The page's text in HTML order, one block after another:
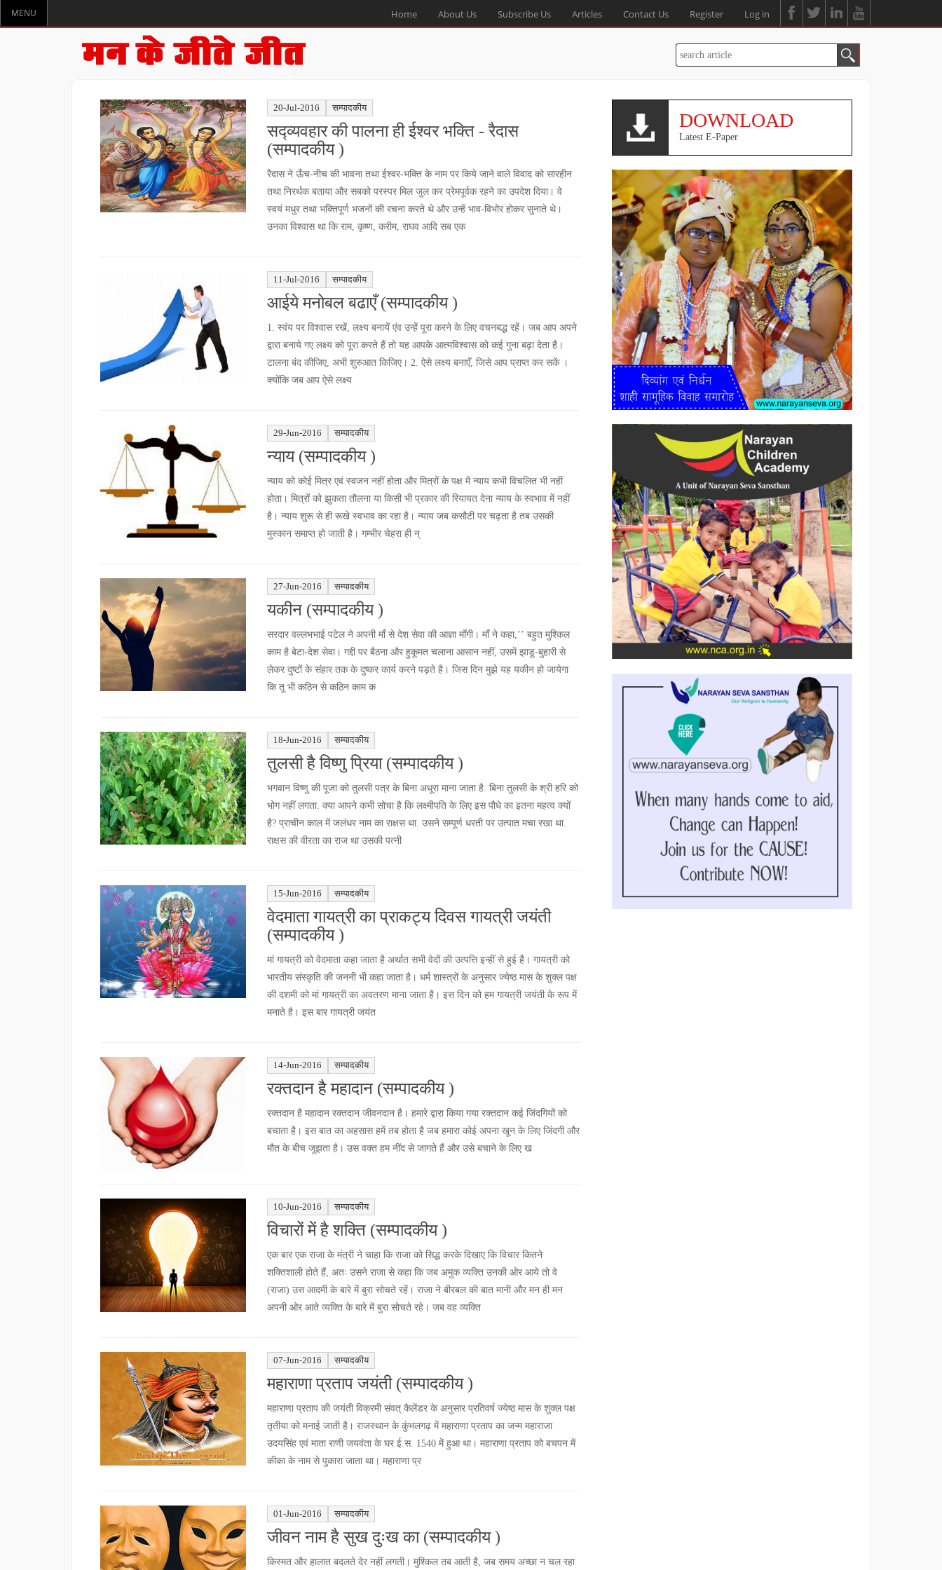
MENU Home About Us Subscribe Us Articles Contact Us Register Log in
20-Jul-2016 सम्पादकीय
सद्व्यवहार की पालना ही ईश्वर भक्ति - रैदास
(सम्पादकीय )
रैदास ने ऊँच-नीच की भावना तथा ईश्वर-भक्ति के नाम पर किये जाने वाले विवाद को सारहीन
तथा निरर्थक बताया और सबको परस्पर मिल जुल कर प्रेमपूर्वक रहने का उपदेश दिया। वे
स्वयं मधुर तथा भक्तिपूर्ण भजनों की रचना करते थे और उन्हें भाव-विभोर होकर सुनाते थे।
उनका विश्वास था कि राम, कृष्ण, करीम, राघव आदि सब एक
11-Jul-2016 सम्पादकीय
आईये मनोबल बढाएँ (सम्पादकीय )
1. स्वंय पर विश्वास रखें, लक्ष्य बनायें एंव उन्हें पूरा करने के लिए वचनबद्ध रहें। जब आप अपने
द्वारा बनाये गए लक्ष्य को पूरा करते हैं तो यह आपके आत्मविश्वास को कई गुना बढ़ा देता है।
टालना बंद कीजिए, अभी शुरुआत किजिए। 2. ऐसे लक्ष्य बनाएँ, जिसे आप प्राप्त कर सकें ।
क्योंकि जब आप ऐसे लक्ष्य
29-Jun-2016 सम्पादकीय
न्याय (सम्पादकीय )
न्याय को कोई मित्र एवं स्वजन नहीं होता और मित्रों के पक्ष में न्याय कभी विचलित भी नहीं
होता। मित्रों को झुकता तौलना या किसी भी प्रकार की रियायत देना न्याय के स्वभाव में नहीं
है। न्याय शुरू से ही रूखे स्वभाव का रहा है। न्याय जब कसौटी पर चढ़ता है तब उसकी
मुस्कान समाप्त हो जाती है। गम्भीर चेहरा ही न्
27-Jun-2016 सम्पादकीय
यकीन (सम्पादकीय )
सरदार वल्लभभाई पटेल ने अपनी माँ से देश सेवा की आज्ञा माँगी। माँ ने कहा,’’ बहुत मुश्किल
काम है बेटा-देश सेवा। गद्दी पर बैठना और हुकूमत चलाना आसान नहीं, उसमें झाडू-बुहारी से
लेकर दुष्टों के संहार तक के दुष्कर कार्य करने पड़ते है। जिस दिन मुझे यह यकीन हो जायेगा
कि तू भी कठिन से कठिन काम क
18-Jun-2016 सम्पादकीय
तुलसी है विष्णु प्रिया (सम्पादकीय )
भगवान विष्णु की पूजा को तुलसी पत्र के बिना अधूरा माना जाता है. बिना तुलसी के श्री हरि को
भोग नहीं लगता. क्या आपने कभी सोचा है कि लक्ष्मीपति के लिए इस पौधे का इतना महत्व क्यों
है? प्राचीन काल में जलंधर नाम का राक्षस था. उसने सम्पूर्ण धरती पर उत्पात मचा रखा था.
राक्षस की वीरता का राज था उसकी पत्नी
15-Jun-2016 सम्पादकीय
वेदमाता गायत्री का प्राकट्य दिवस गायत्री जयंती
(सम्पादकीय )
मां गायत्री को वेदमाता कहा जाता है अर्थात सभी वेदों की उत्पत्ति इन्हीं से हुई है। गायत्री को
भारतीय संस्कृति की जननी भी कहा जाता है। धर्म शास्त्रों के अनुसार ज्येष्ठ मास के शुक्ल पक्ष
की दशमी को मां गायत्री का अवतरण माना जाता है। इस दिन को हम गायत्री जयंती के रूप में
मनाते है। इस बार गायत्री जयंत
14-Jun-2016 सम्पादकीय
रक्तदान है महादान (सम्पादकीय )
रक्तदान है महादान रक्तदान जीवनदान है। हमारे द्वारा किया गया रक्तदान कई जिंदगियों को
बचाता है। इस बात का अहसास हमें तब होता है जब हमारा कोई अपना खून के लिए जिंदगी और
मौत के बीच जूझता है। उस वक्त हम नींद से जागते हैं और उसे बचाने के लिए ख
10-Jun-2016 सम्पादकीय
विचारों में है शक्ति (सम्पादकीय )
एक बार एक राजा के मंत्री ने चाहा कि राजा को सिद्ध करके दिखाए कि विचार कितने
शक्तिशाली होते हैं, अतः उसने राजा से कहा कि जब अमुक व्यक्ति उनकी ओर आये तो वे
(राजा) उस आदमी के बारे में बुरा सोचते रहें। राजा ने बीरबल की बात मानी और मन ही मन
अपनी ओर आते व्यक्ति के बारे में बुरा सोचते रहे। जब वह व्यक्ति
07-Jun-2016 सम्पादकीय
महाराणा प्रताप जयंती (सम्पादकीय )
महाराणा प्रताप की जयंती विक्रमी संवत् कैलेंडर के अनुसार प्रतिवर्ष ज्येष्ठ मास के शुक्ल पक्ष
तृतीया को मनाई जाती है। राजस्थान के कुंभलगढ़ में महाराणा प्रताप का जन्म महाराजा
उदयसिंह एवं माता राणी जयवंता के घर ई.स. 1540 में हुआ था। महाराणा प्रताप को बचपन में
कीका के नाम से पुकारा जाता था। महाराणा प्र
01-Jun-2016 सम्पादकीय
जीवन नाम है सुख दुःख का (सम्पादकीय )
किस्मत और हालात बदलते देर नहीं लगती। मुश्किल तब आती है, जब समय अच्छा न चल रहा
DOWNLOAD
Latest E-Paper